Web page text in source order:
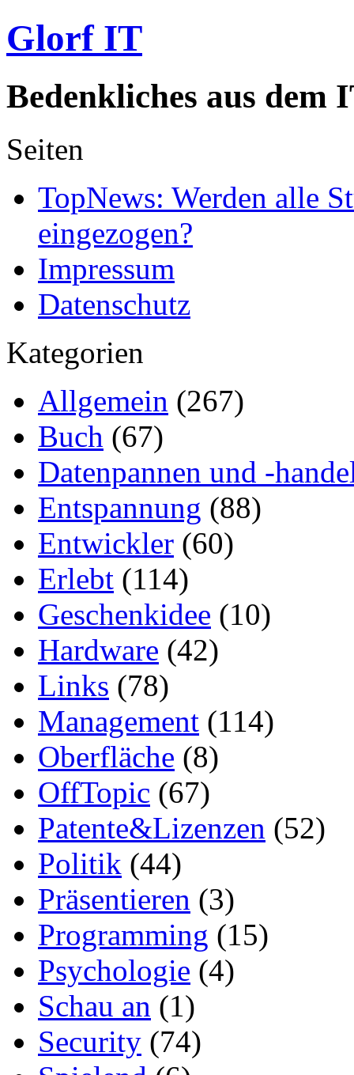
Glorf IT
Bedenkliches aus dem
Seiten
TopNews: Werden alle
eingezogen?
Impressum
Datenschutz
Kategorien
Allgemein (267)
Buch (67)
Datenpannen und -
Entspannung (88)
Entwickler (60)
Erlebt (114)
Geschenkidee (10)
Hardware (42)
Links (78)
Management (114)
Oberfläche (8)
OffTopic (67)
Patente&Lizenzen (52)
Politik (44)
Präsentieren (3)
Programming (15)
Psychologie (4)
Schau an (1)
Security (74)